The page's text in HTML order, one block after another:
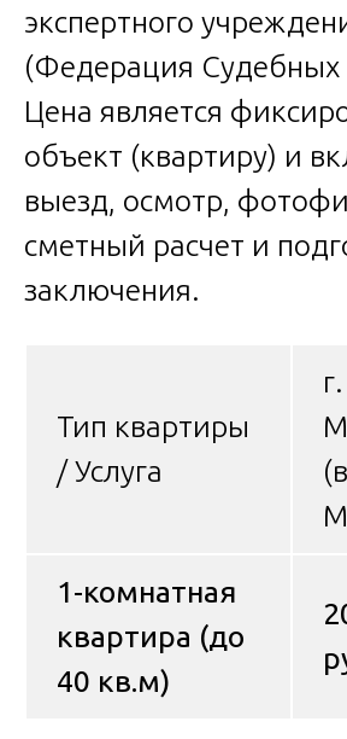
экспертного
(Федерация Судебных
Цена является
объект (квартиру) и
выезд, осмотр,
сметный расчет и
заключения.
Тип квартиры
/ Услуга
г.
1-комнатная
квартира (до
40 кв.м)